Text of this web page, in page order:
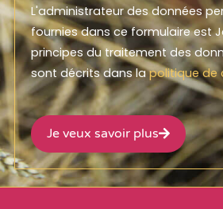
L'administrateur des données
fournies dans ce formulaire est
principes du traitement des
sont décrits dans lapolitique de
Je veux savoir plus